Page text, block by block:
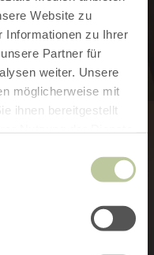
Website zu
Informationen zu Ihrer
Partner für
weiter. Unsere
möglicherweise mit
ihnen bereitgestellt